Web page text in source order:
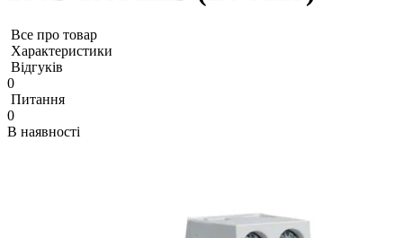
Все про товар
Характеристики
Відгуків
0
Питання
0
В наявності